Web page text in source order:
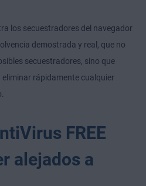
los secuestradores del navegador
demostrada y real, que no
secuestradores, sino que
rápidamente cualquier
FREE
alejados a